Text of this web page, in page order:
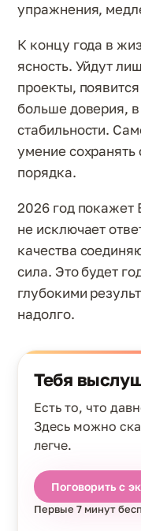
упражнения,
К концу года в
ясность. Уйдут
проекты,
больше доверия,
стабильности.
умение
порядка.
2026 год покажет
не исключает
качества
сила. Это будет
глубокими
надолго.
Тебя
Есть то, что
Здесь можно
легче.
Поговорить с
Первые 7 минут